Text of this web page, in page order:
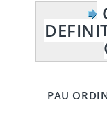
PAU